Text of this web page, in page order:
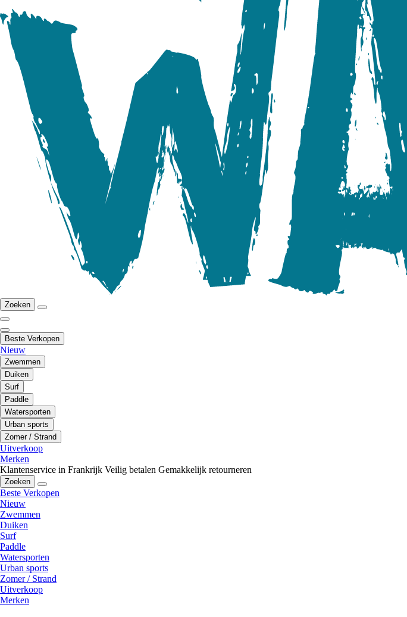
Zoeken
Beste Verkopen
Nieuw
Zwemmen
Duiken
Surf
Paddle
Watersporten
Urban sports
Zomer / Strand
Uitverkoop
Merken
Klantenservice in Frankrijk Veilig betalen Gemakkelijk retourneren
Zoeken
Beste Verkopen
Nieuw
Zwemmen
Duiken
Surf
Paddle
Watersporten
Urban sports
Zomer / Strand
Uitverkoop
Merken